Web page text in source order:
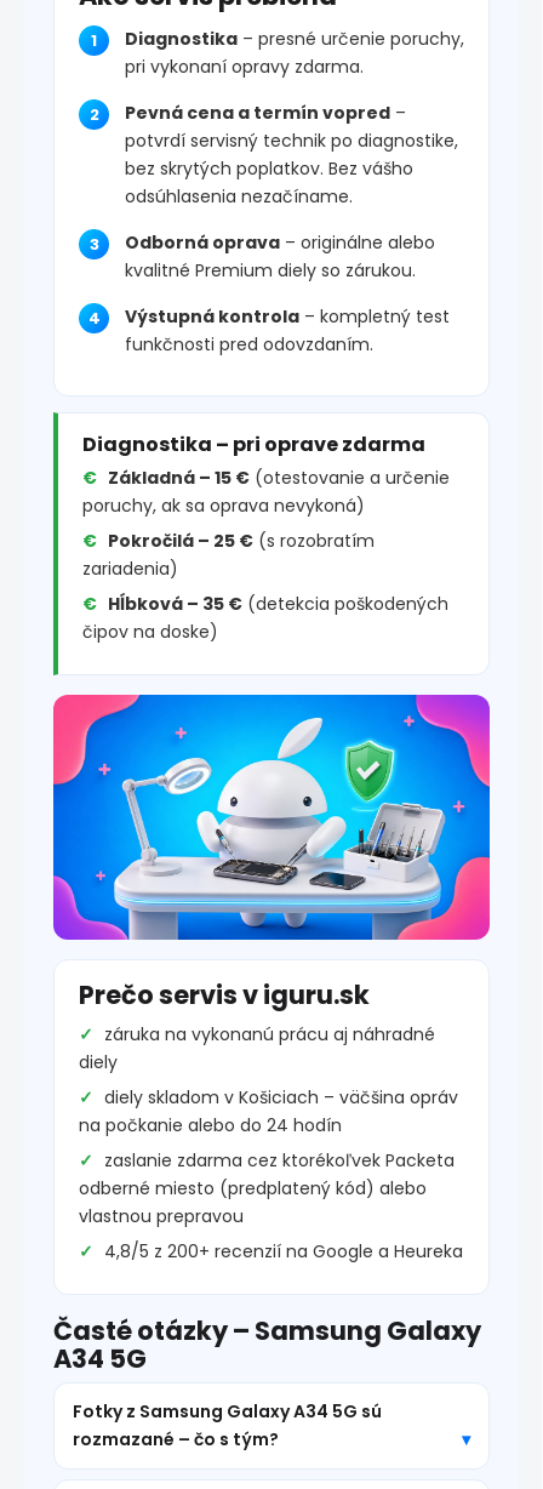
Diagnostika – presné určenie poruchy,
pri vykonaní opravy zdarma.
Pevná cena a termín vopred –
potvrdí servisný technik po diagnostike,
bez skrytých poplatkov. Bez vášho
odsúhlasenia nezačíname.
Odborná oprava – originálne alebo
kvalitné Premium diely so zárukou.
Výstupná kontrola – kompletný test
funkčnosti pred odovzdaním.
Diagnostika – pri oprave zdarma
Základná – 15 € (otestovanie a určenie
poruchy, ak sa oprava nevykoná)
Pokročilá – 25 € (s rozobratím
zariadenia)
Hĺbková – 35 € (detekcia poškodených
čipov na doske)
Prečo servis v iguru.sk
záruka na vykonanú prácu aj náhradné
diely
diely skladom v Košiciach – väčšina opráv
na počkanie alebo do 24 hodín
zaslanie zdarma cez ktorékoľvek Packeta
odberné miesto (predplatený kód) alebo
vlastnou prepravou
4,8/5 z 200+ recenzií na Google a Heureka
Časté otázky – Samsung Galaxy
A34 5G
Fotky z Samsung Galaxy A34 5G sú
rozmazané – čo s tým?